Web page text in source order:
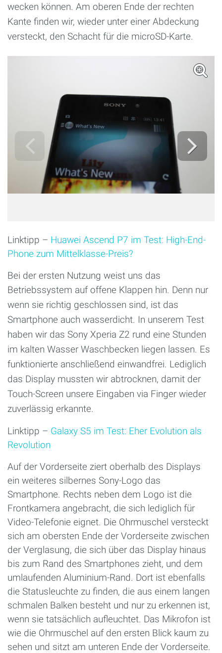
wecken können. Am oberen Ende der rechten
Kante finden wir, wieder unter einer Abdeckung
versteckt, den Schacht für die microSD-Karte.
Linktipp – Huawei Ascend P7 im Test: High-End-
Phone zum Mittelklasse-Preis?
Bei der ersten Nutzung weist uns das
Betriebssystem auf offene Klappen hin. Denn nur
wenn sie richtig geschlossen sind, ist das
Smartphone auch wasserdicht. In unserem Test
haben wir das Sony Xperia Z2 rund eine Stunden
im kalten Wasser Waschbecken liegen lassen. Es
funktionierte anschließend einwandfrei. Lediglich
das Display mussten wir abtrocknen, damit der
Touch-Screen unsere Eingaben via Finger wieder
zuverlässig erkannte.
Linktipp – Galaxy S5 im Test: Eher Evolution als
Revolution
Auf der Vorderseite ziert oberhalb des Displays
ein weiteres silbernes Sony-Logo das
Smartphone. Rechts neben dem Logo ist die
Frontkamera angebracht, die sich lediglich für
Video-Telefonie eignet. Die Ohrmuschel versteckt
sich am obersten Ende der Vorderseite zwischen
der Verglasung, die sich über das Display hinaus
bis zum Rand des Smartphones zieht, und dem
umlaufenden Aluminium-Rand. Dort ist ebenfalls
die Statusleuchte zu finden, die aus einem langen
schmalen Balken besteht und nur zu erkennen ist,
wenn sie tatsächlich aufleuchtet. Das Mikrofon ist
wie die Ohrmuschel auf den ersten Blick kaum zu
sehen und sitzt am unteren Ende der Vorderseite.